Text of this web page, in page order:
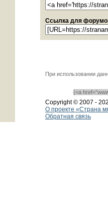
Ссылка для
При использовании
(<a
Copyright © 2007 -
О проекте «Страна
Обратная связь